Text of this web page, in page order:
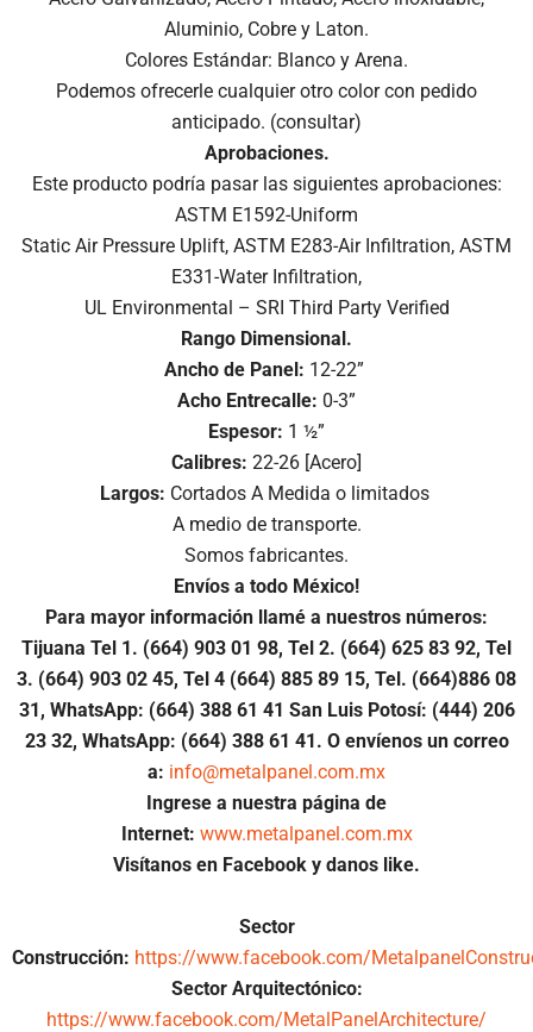
Aluminio, Cobre y Laton.
Colores Estándar: Blanco y Arena.
Podemos ofrecerle cualquier otro color con pedido
anticipado. (consultar)
Aprobaciones.
Este producto podría pasar las siguientes aprobaciones:
ASTM E1592-Uniform
Static Air Pressure Uplift, ASTM E283-Air Infiltration, ASTM
E331-Water Infiltration,
UL Environmental – SRI Third Party Verified
Rango Dimensional.
Ancho de Panel: 12-22”
Acho Entrecalle: 0-3”
Espesor: 1 ½”
Calibres: 22-26 [Acero]
Largos: Cortados A Medida o limitados
A medio de transporte.
Somos fabricantes.
Envíos a todo México!
Para mayor información llamé a nuestros números:
Tijuana Tel 1. (664) 903 01 98, Tel 2. (664) 625 83 92, Tel
3. (664) 903 02 45, Tel 4 (664) 885 89 15, Tel. (664)886 08
31, WhatsApp: (664) 388 61 41 San Luis Potosí: (444) 206
23 32, WhatsApp: (664) 388 61 41. O envíenos un correo
a: info@metalpanel.com.mx
Ingrese a nuestra página de
Internet: www.metalpanel.com.mx
Visítanos en Facebook y danos like.
Sector
Construcción: https://www.facebook.com/
Sector Arquitectónico:
https://www.facebook.com/MetalPanelArchitecture/